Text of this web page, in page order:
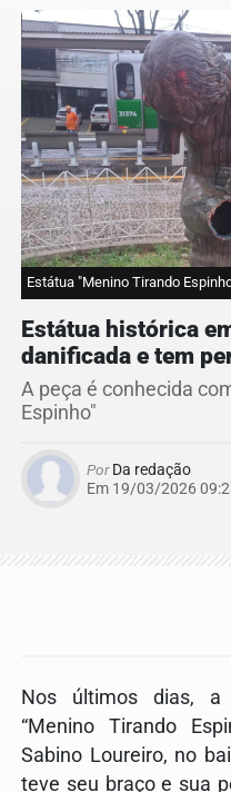
Estátua "Menino Tirando
Estátua histórica
danificada e tem
A peça é conhecida
Espinho"
PorDa redação
Em 19/03/2026
Nos últimos dias, a
“Menino Tirando
Sabino Loureiro, no
teve seu braço e sua